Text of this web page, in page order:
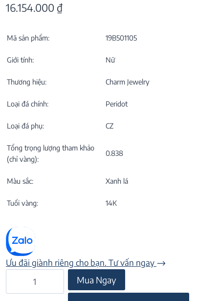
16.154.000 ₫
Mã sản phẩm: 19B501105
Giới tính: Nữ
Thương hiệu: Charm Jewelry
Loại đá chính: Peridot
Loại đá phụ: CZ
Tổng trọng lượng tham khảo
(chỉ vàng):
0.838
Màu sắc: Xanh lá
Tuổi vàng: 14K
Ưu đãi giành riêng cho bạn. Tư vấn ngay
Mua Ngay